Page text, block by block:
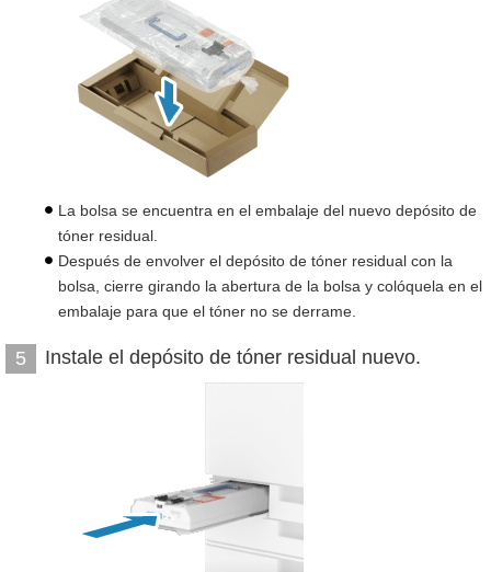
La bolsa se encuentra en el embalaje del nuevo depósito de
tóner residual.
Después de envolver el depósito de tóner residual con la
bolsa, cierre girando la abertura de la bolsa y colóquela en el
embalaje para que el tóner no se derrame.
5 Instale el depósito de tóner residual nuevo.